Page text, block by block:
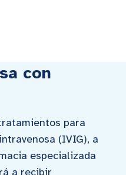
con
para
(IVIG), a
especializada
a recibir